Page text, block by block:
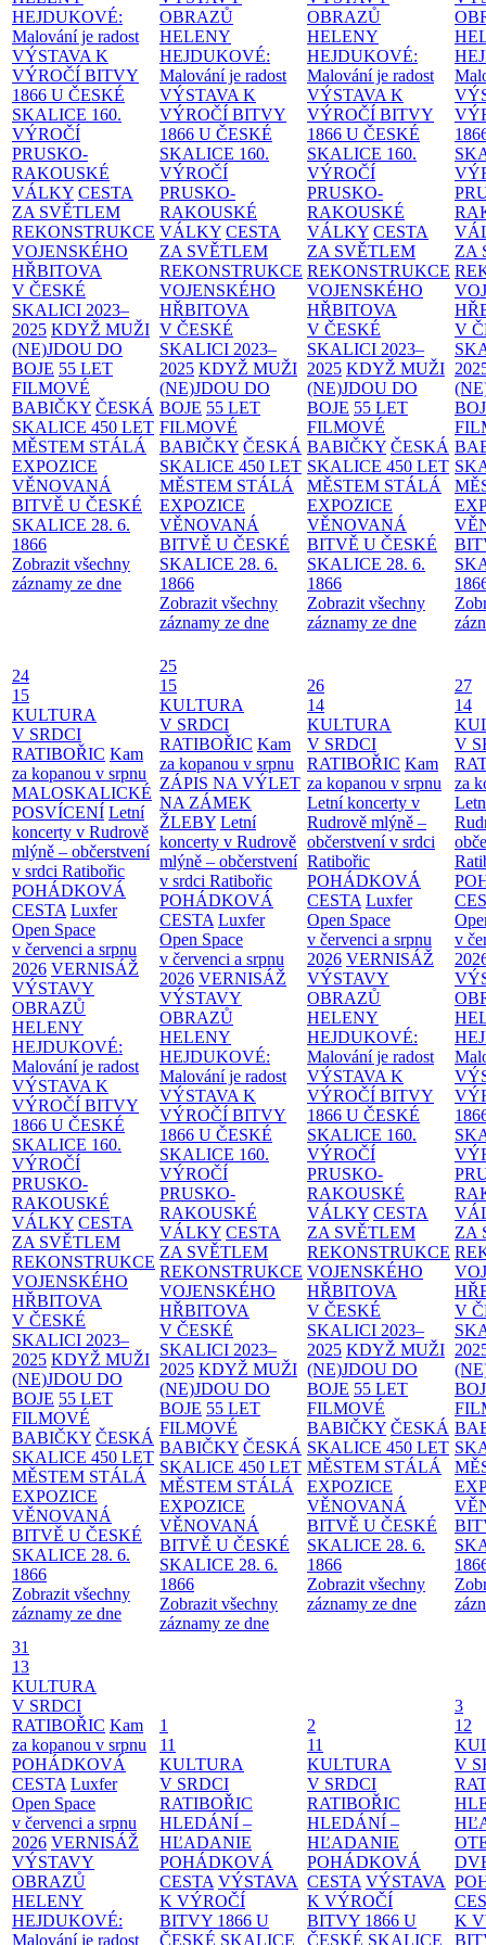
HEJDUKOVÉ:
Malování je radost
VÝSTAVA K
VÝROČÍ BITVY
1866 U ČESKÉ
SKALICE 160.
VÝROČÍ
PRUSKO-
RAKOUSKÉ
VÁLKY CESTA
ZA SVĚTLEM
REKONSTRUKCE
VOJENSKÉHO
HŘBITOVA
V ČESKÉ
SKALICI 2023–
2025 KDYŽ MUŽI
(NE)JDOU DO
BOJE 55 LET
FILMOVÉ
BABIČKY ČESKÁ
SKALICE 450 LET
MĚSTEM STÁLÁ
EXPOZICE
VĚNOVANÁ
BITVĚ U ČESKÉ
SKALICE 28. 6.
1866
Zobrazit všechny
záznamy ze dne
OBRAZŮ
HELENY
HEJDUKOVÉ:
Malování je radost
VÝSTAVA K
VÝROČÍ BITVY
1866 U ČESKÉ
SKALICE 160.
VÝROČÍ
PRUSKO-
RAKOUSKÉ
VÁLKY CESTA
ZA SVĚTLEM
REKONSTRUKCE
VOJENSKÉHO
HŘBITOVA
V ČESKÉ
SKALICI 2023–
2025 KDYŽ MUŽI
(NE)JDOU DO
BOJE 55 LET
FILMOVÉ
BABIČKY ČESKÁ
SKALICE 450 LET
MĚSTEM STÁLÁ
EXPOZICE
VĚNOVANÁ
BITVĚ U ČESKÉ
SKALICE 28. 6.
1866
Zobrazit všechny
záznamy ze dne
OBRAZŮ
HELENY
HEJDUKOVÉ:
Malování je radost
VÝSTAVA K
VÝROČÍ BITVY
1866 U ČESKÉ
SKALICE 160.
VÝROČÍ
PRUSKO-
RAKOUSKÉ
VÁLKY CESTA
ZA SVĚTLEM
REKONSTRUKCE
VOJENSKÉHO
HŘBITOVA
V ČESKÉ
SKALICI 2023–
2025 KDYŽ MUŽI
(NE)JDOU DO
BOJE 55 LET
FILMOVÉ
BABIČKY ČESKÁ
SKALICE 450 LET
MĚSTEM STÁLÁ
EXPOZICE
VĚNOVANÁ
BITVĚ U ČESKÉ
SKALICE 28. 6.
1866
Zobrazit všechny
záznamy ze dne
ZA
V
24
15
KULTURA
V SRDCI
RATIBOŘIC Kam
za kopanou v srpnu
MALOSKALICKÉ
POSVÍCENÍ Letní
koncerty v Rudrově
mlýně – občerstvení
v srdci Ratibořic
POHÁDKOVÁ
CESTA Luxfer
Open Space
v červenci a srpnu
2026 VERNISÁŽ
VÝSTAVY
OBRAZŮ
HELENY
HEJDUKOVÉ:
Malování je radost
VÝSTAVA K
VÝROČÍ BITVY
1866 U ČESKÉ
SKALICE 160.
VÝROČÍ
PRUSKO-
RAKOUSKÉ
VÁLKY CESTA
ZA SVĚTLEM
REKONSTRUKCE
VOJENSKÉHO
HŘBITOVA
V ČESKÉ
SKALICI 2023–
2025 KDYŽ MUŽI
(NE)JDOU DO
BOJE 55 LET
FILMOVÉ
BABIČKY ČESKÁ
SKALICE 450 LET
MĚSTEM STÁLÁ
EXPOZICE
VĚNOVANÁ
BITVĚ U ČESKÉ
SKALICE 28. 6.
1866
Zobrazit všechny
záznamy ze dne
25
15
KULTURA
V SRDCI
RATIBOŘIC Kam
za kopanou v srpnu
ZÁPIS NA VÝLET
NA ZÁMEK
ŽLEBY Letní
koncerty v Rudrově
mlýně – občerstvení
v srdci Ratibořic
POHÁDKOVÁ
CESTA Luxfer
Open Space
v červenci a srpnu
2026 VERNISÁŽ
VÝSTAVY
OBRAZŮ
HELENY
HEJDUKOVÉ:
Malování je radost
VÝSTAVA K
VÝROČÍ BITVY
1866 U ČESKÉ
SKALICE 160.
VÝROČÍ
PRUSKO-
RAKOUSKÉ
VÁLKY CESTA
ZA SVĚTLEM
REKONSTRUKCE
VOJENSKÉHO
HŘBITOVA
V ČESKÉ
SKALICI 2023–
2025 KDYŽ MUŽI
(NE)JDOU DO
BOJE 55 LET
FILMOVÉ
BABIČKY ČESKÁ
SKALICE 450 LET
MĚSTEM STÁLÁ
EXPOZICE
VĚNOVANÁ
BITVĚ U ČESKÉ
SKALICE 28. 6.
1866
Zobrazit všechny
záznamy ze dne
26
14
KULTURA
V SRDCI
RATIBOŘIC Kam
za kopanou v srpnu
Letní koncerty v
Rudrově mlýně –
občerstvení v srdci
Ratibořic
POHÁDKOVÁ
CESTA Luxfer
Open Space
v červenci a srpnu
2026 VERNISÁŽ
VÝSTAVY
OBRAZŮ
HELENY
HEJDUKOVÉ:
Malování je radost
VÝSTAVA K
VÝROČÍ BITVY
1866 U ČESKÉ
SKALICE 160.
VÝROČÍ
PRUSKO-
RAKOUSKÉ
VÁLKY CESTA
ZA SVĚTLEM
REKONSTRUKCE
VOJENSKÉHO
HŘBITOVA
V ČESKÉ
SKALICI 2023–
2025 KDYŽ MUŽI
(NE)JDOU DO
BOJE 55 LET
FILMOVÉ
BABIČKY ČESKÁ
SKALICE 450 LET
MĚSTEM STÁLÁ
EXPOZICE
VĚNOVANÁ
BITVĚ U ČESKÉ
SKALICE 28. 6.
1866
Zobrazit všechny
záznamy ze dne
27
14
V
za
v
ZA
V
31
13
KULTURA
V SRDCI
RATIBOŘIC Kam
za kopanou v srpnu
POHÁDKOVÁ
CESTA Luxfer
Open Space
v červenci a srpnu
2026 VERNISÁŽ
VÝSTAVY
OBRAZŮ
HELENY
HEJDUKOVÉ:
Malování je radost
1
11
KULTURA
V SRDCI
RATIBOŘIC
HLEDÁNÍ –
HĽADANIE
POHÁDKOVÁ
CESTA VÝSTAVA
K VÝROČÍ
BITVY 1866 U
ČESKÉ SKALICE
2
11
KULTURA
V SRDCI
RATIBOŘIC
HLEDÁNÍ –
HĽADANIE
POHÁDKOVÁ
CESTA VÝSTAVA
K VÝROČÍ
BITVY 1866 U
ČESKÉ SKALICE
3
12
V
K